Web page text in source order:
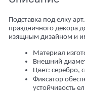
Подставка под елку
праздничного декора
изящным дизайном и
Материал
Внешний
Цвет: серебро,
Фиксатор
устойчивость